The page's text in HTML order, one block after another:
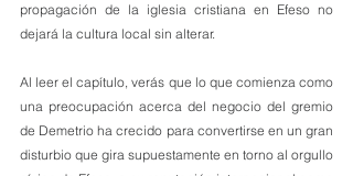
propagación de la iglesia cristiana en Efeso no
dejará la cultura local sin alterar.
Al leer el capítulo, verás que lo que comienza como
una preocupación acerca del negocio del gremio
de Demetrio ha crecido para convertirse en un gran
disturbio que gira supuestamente en torno al orgullo